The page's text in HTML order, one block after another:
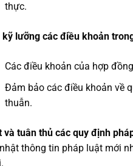
thực.
kỹ lưỡng các điều khoản
Các điều khoản của hợp
Đảm bảo các điều khoản về
thuẫn.
và tuân thủ các quy định
thông tin pháp luật mới